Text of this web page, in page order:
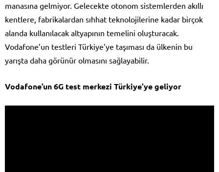
manasına gelmiyor. Gelecekte otonom sistemlerden akıllı
kentlere, fabrikalardan sıhhat teknolojilerine kadar birçok
alanda kullanılacak altyapının temelini oluşturacak.
Vodafone’un testleri Türkiye’ye taşıması da ülkenin bu
yarışta daha görünür olmasını sağlayabilir.
Vodafone’un 6G test merkezi Türkiye’ye geliyor